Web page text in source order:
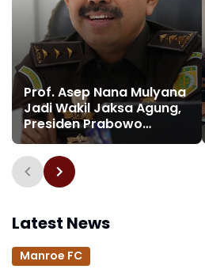
Prof. Asep Nana Mulyana
Jadi Wakil Jaksa Agung,
Presiden Prabowo
Rombak Jajaran Eselon I
Kejaksaan RI
Latest News
Manroe FC